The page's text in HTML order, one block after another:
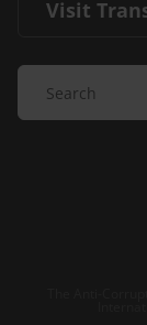
Visit